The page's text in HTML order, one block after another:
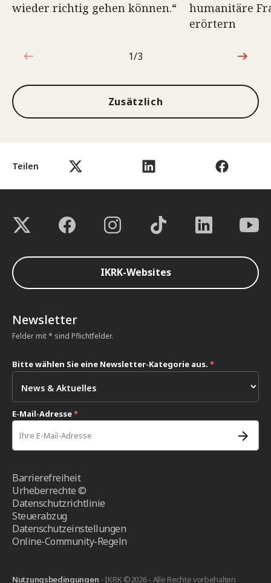
Teilen
wieder richtig gehen können.“
humanitäre
erörtern
1von3
1/3
Zusätzlich
IKRK-Websites
Newsletter
Felder mit * sind Pflichtfelder.
Bitte wählen Sie eine Newsletter-Kategorie aus. *
E-Mail-Adresse*
Barrierefreiheit
Urheberrechte ©
Datenschutzrichtlinie
Steuerabzug
Datenschutzeinstellungen
Online-Community-Regeln
Nutzungsbedingungen - IKRK ©2026 - Alle Rechte vorbehalten